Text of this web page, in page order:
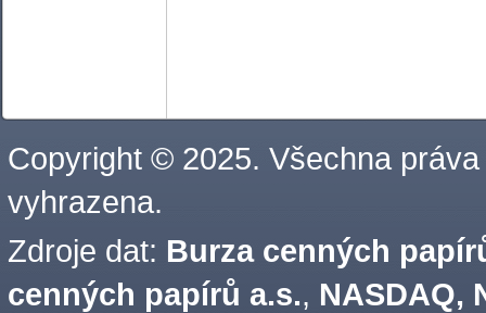
Copyright © 2025. Všechna práva
vyhrazena.
Zdroje dat: Burza cenných
cenných papírů a.s., NASDAQ,